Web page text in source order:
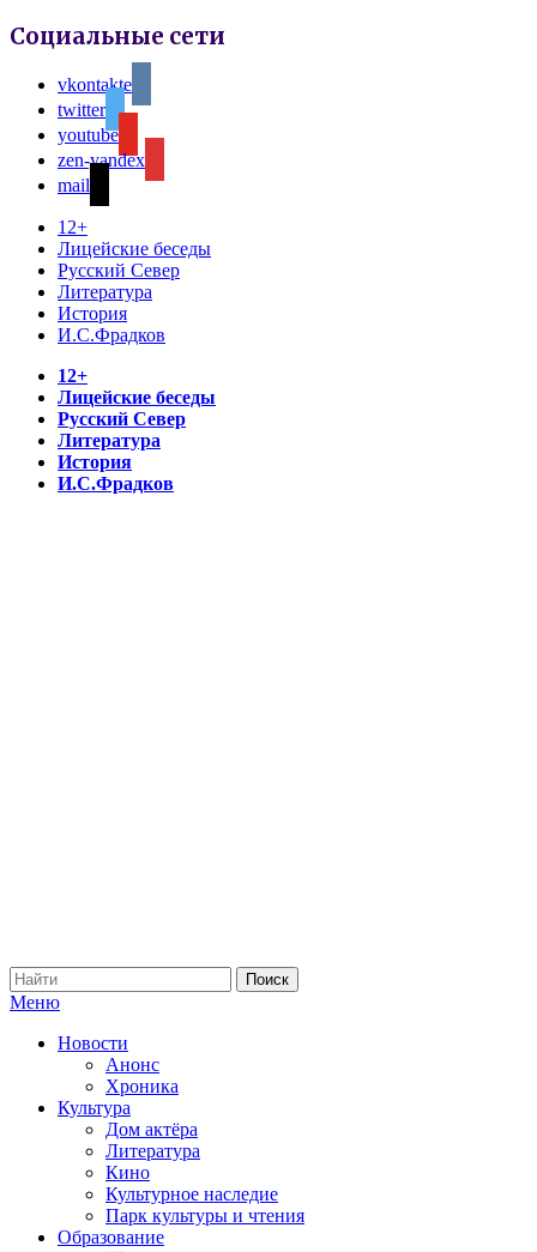
Социальные сети
vkontakte
twitter
youtube
zen-yandex
mail
12+
Лицейские беседы
Русский Север
Литература
История
И.С.Фрадков
12+
Лицейские беседы
Русский Север
Литература
История
И.С.Фрадков
Меню
Новости
Анонс
Хроника
Культура
Дом актёра
Литература
Кино
Культурное наследие
Парк культуры и чтения
Образование